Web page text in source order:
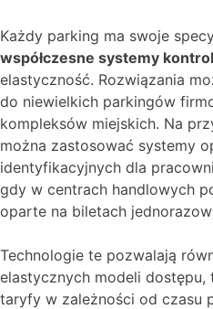
Każdy parking ma swoje
współczesne systemy
elastyczność. Rozwiązania
do niewielkich parkingów
kompleksów miejskich. Na
można zastosować systemy
identyfikacyjnych dla
gdy w centrach handlowych
oparte na biletach
Technologie te pozwalają
elastycznych modeli dostępu,
taryfy w zależności od czasu